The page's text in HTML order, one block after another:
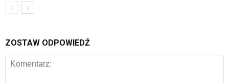
ZOSTAW ODPOWIEDŹ